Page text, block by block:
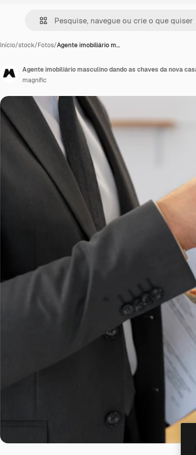
Início/stock/Fotos/Agente imobiliário m…
magnific